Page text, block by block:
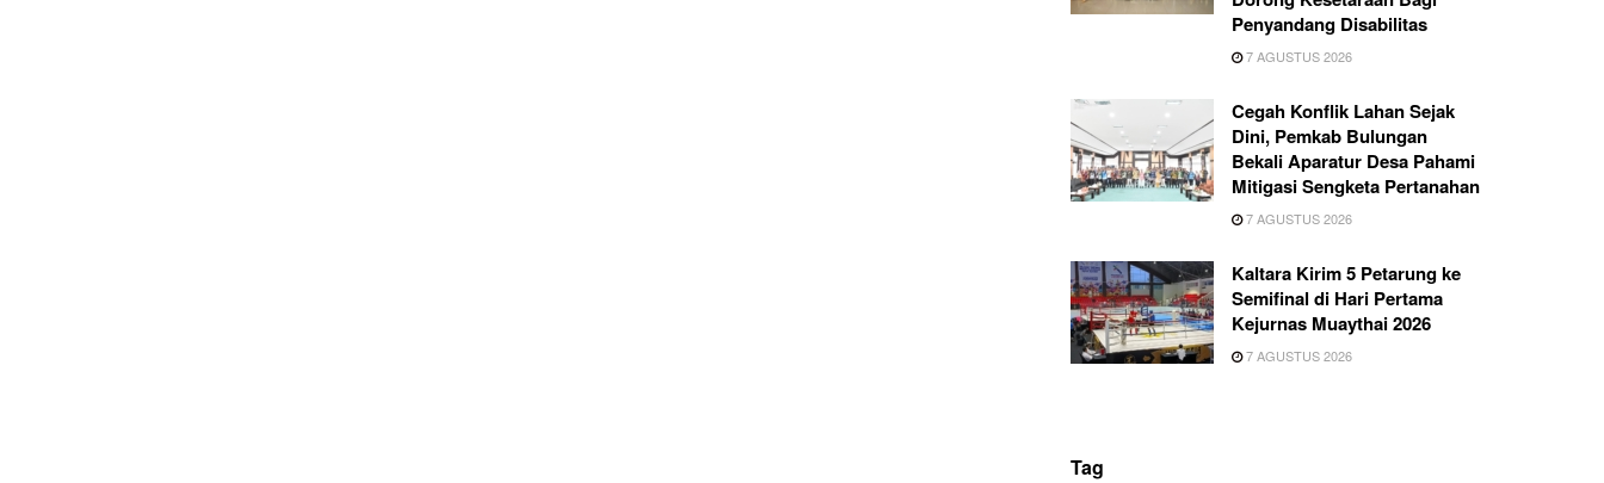
Penyandang Disabilitas
7 AGUSTUS 2026
Cegah Konflik Lahan Sejak
Dini, Pemkab Bulungan
Bekali Aparatur Desa Pahami
Mitigasi Sengketa Pertanahan
7 AGUSTUS 2026
Kaltara Kirim 5 Petarung ke
Semifinal di Hari Pertama
Kejurnas Muaythai 2026
7 AGUSTUS 2026
Tag